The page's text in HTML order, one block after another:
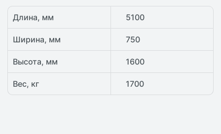
Длина, мм 5100
Ширина, мм 750
Высота, мм 1600
Вес, кг 1700